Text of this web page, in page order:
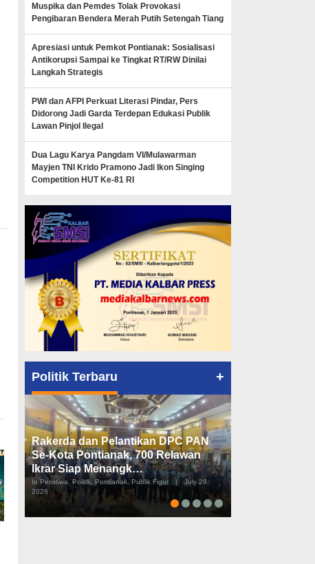
Muspika dan Pemdes Tolak Provokasi
Pengibaran Bendera Merah Putih Setengah Tiang
Apresiasi untuk Pemkot Pontianak: Sosialisasi
Antikorupsi Sampai ke Tingkat RT/RW Dinilai
Langkah Strategis
PWI dan AFPI Perkuat Literasi Pindar, Pers
Didorong Jadi Garda Terdepan Edukasi Publik
Lawan Pinjol Ilegal
Dua Lagu Karya Pangdam VI/Mulawarman
Mayjen TNI Krido Pramono Jadi Ikon Singing
Competition HUT Ke-81 RI
Politik Terbaru +
Rakerda dan Pelantikan DPC PAN
Se-Kota Pontianak, 700 Relawan
Ikrar Siap Menangk…
In Peristiwa, Politik, Pontianak, Publik Figur |
July 29,
2026